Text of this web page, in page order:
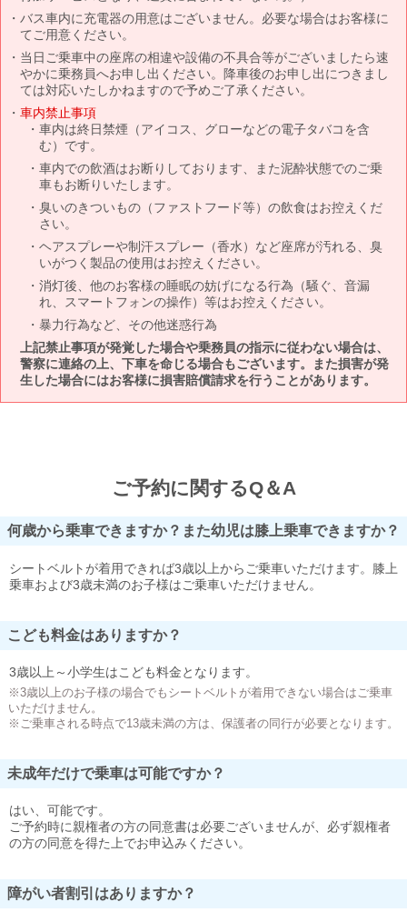
バス車内に充電器の用意はございません。必要な場合はお客様に
てご用意ください。
当日ご乗車中の座席の相違や設備の不具合等がございましたら速
やかに乗務員へお申し出ください。降車後のお申し出につきまし
ては対応いたしかねますので予めご了承ください。
車内禁止事項
車内は終日禁煙（アイコス、グローなどの電子タバコを含
む）です。
車内での飲酒はお断りしております、また泥酔状態でのご乗
車もお断りいたします。
臭いのきついもの（ファストフード等）の飲食はお控えくだ
さい。
ヘアスプレーや制汗スプレー（香水）など座席が汚れる、臭
いがつく製品の使用はお控えください。
消灯後、他のお客様の睡眠の妨げになる行為（騒ぐ、音漏
れ、スマートフォンの操作）等はお控えください。
暴力行為など、その他迷惑行為
上記禁止事項が発覚した場合や乗務員の指示に従わない場合は、
警察に連絡の上、下車を命じる場合もございます。また損害が発
生した場合にはお客様に損害賠償請求を行うことがあります。
ご予約に関するQ＆A
何歳から乗車できますか？また幼児は膝上乗車できますか？
シートベルトが着用できれば3歳以上からご乗車いただけます。膝上
乗車および3歳未満のお子様はご乗車いただけません。
こども料金はありますか？
3歳以上～小学生はこども料金となります。
※3歳以上のお子様の場合でもシートベルトが着用できない場合はご乗車
いただけません。
※ご乗車される時点で13歳未満の方は、保護者の同行が必要となります。
未成年だけで乗車は可能ですか？
はい、可能です。
ご予約時に親権者の方の同意書は必要ございませんが、必ず親権者
の方の同意を得た上でお申込みください。
障がい者割引はありますか？